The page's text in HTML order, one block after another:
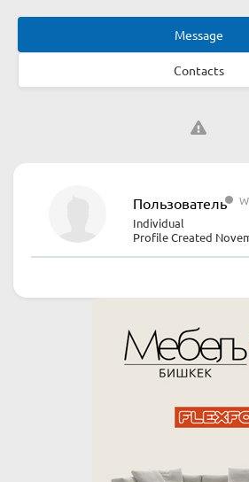
Message
Contacts
Пользователь
Individual
Profile Created